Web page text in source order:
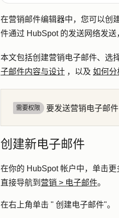
在营销邮件编辑器中，您可以创
件通过 HubSpot 的发送网络发
本文包括创建营销电子邮件、选
子邮件内容与设计 ，以及 如何分
需要权限 要发送营销电子邮
创建新电子邮件
在你的 HubSpot 帐户中，单击更
直接导航到 营销 > 电子邮件。
在右上角单击 " 创建电子邮件"。